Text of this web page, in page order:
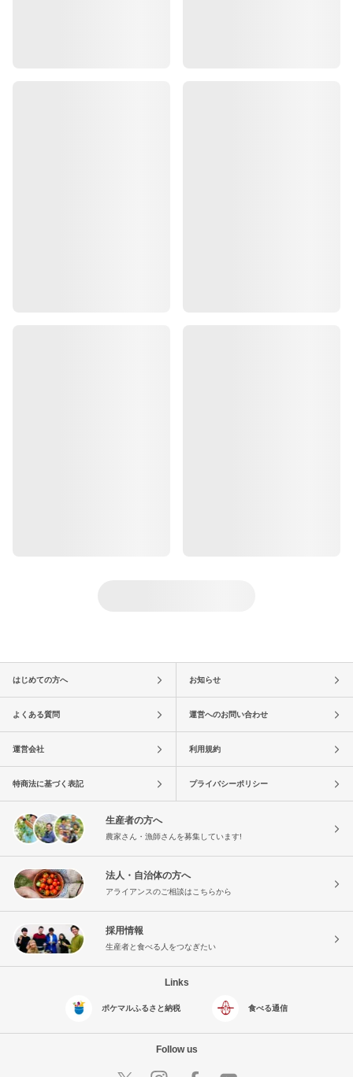
はじめての方へ お知らせ
よくある質問 運営へのお問い合わせ
運営会社 利用規約
特商法に基づく表記 プライバシーポリシー
生産者の方へ
農家さん・漁師さんを募集しています!
法人・自治体の方へ
アライアンスのご相談はこちらから
採用情報
生産者と食べる人をつなぎたい
Links
ポケマルふるさと納税 食べる通信
Follow us